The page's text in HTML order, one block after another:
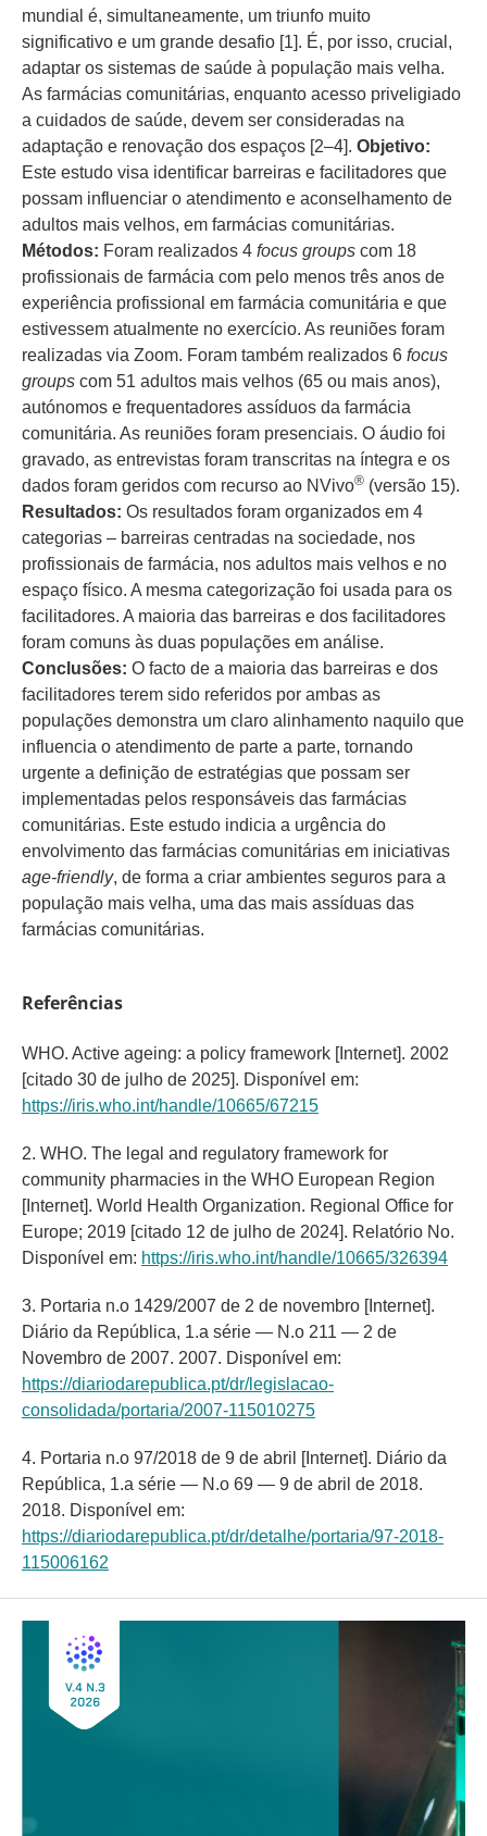
mundial é, simultaneamente, um triunfo muito
significativo e um grande desafio [1]. É, por isso, crucial,
adaptar os sistemas de saúde à população mais velha.
As farmácias comunitárias, enquanto acesso priveligiado
a cuidados de saúde, devem ser consideradas na
adaptação e renovação dos espaços [2–4]. Objetivo:
Este estudo visa identificar barreiras e facilitadores que
possam influenciar o atendimento e aconselhamento de
adultos mais velhos, em farmácias comunitárias.
Métodos: Foram realizados 4 focus groupscom 18
profissionais de farmácia com pelo menos três anos de
experiência profissional em farmácia comunitária e que
estivessem atualmente no exercício. As reuniões foram
realizadas via Zoom. Foram também realizados 6 focus
groupscom 51 adultos mais velhos (65 ou mais anos),
autónomos e frequentadores assíduos da farmácia
comunitária. As reuniões foram presenciais. O áudio foi
gravado, as entrevistas foram transcritas na íntegra e os
dados foram geridos com recurso ao NVivo®(versão 15).
Resultados: Os resultados foram organizados em 4
categorias – barreiras centradas na sociedade, nos
profissionais de farmácia, nos adultos mais velhos e no
espaço físico. A mesma categorização foi usada para os
facilitadores. A maioria das barreiras e dos facilitadores
foram comuns às duas populações em análise.
Conclusões: O facto de a maioria das barreiras e dos
facilitadores terem sido referidos por ambas as
populações demonstra um claro alinhamento naquilo que
influencia o atendimento de parte a parte, tornando
urgente a definição de estratégias que possam ser
implementadas pelos responsáveis das farmácias
comunitárias. Este estudo indicia a urgência do
envolvimento das farmácias comunitárias em iniciativas
age-friendly, de forma a criar ambientes seguros para a
população mais velha, uma das mais assíduas das
farmácias comunitárias.
Referências
WHO. Active ageing: a policy framework [Internet]. 2002
[citado 30 de julho de 2025]. Disponível em:
https://iris.who.int/handle/10665/67215
2. WHO. The legal and regulatory framework for
community pharmacies in the WHO European Region
[Internet]. World Health Organization. Regional Office for
Europe; 2019 [citado 12 de julho de 2024]. Relatório No.
Disponível em: https://iris.who.int/handle/10665/326394
3. Portaria n.o 1429/2007 de 2 de novembro [Internet].
Diário da República, 1.a série — N.o 211 — 2 de
Novembro de 2007. 2007. Disponível em:
https://diariodarepublica.pt/dr/legislacao-
consolidada/portaria/2007-115010275
4. Portaria n.o 97/2018 de 9 de abril [Internet]. Diário da
República, 1.a série — N.o 69 — 9 de abril de 2018.
2018. Disponível em:
https://diariodarepublica.pt/dr/detalhe/portaria/97-2018-
115006162